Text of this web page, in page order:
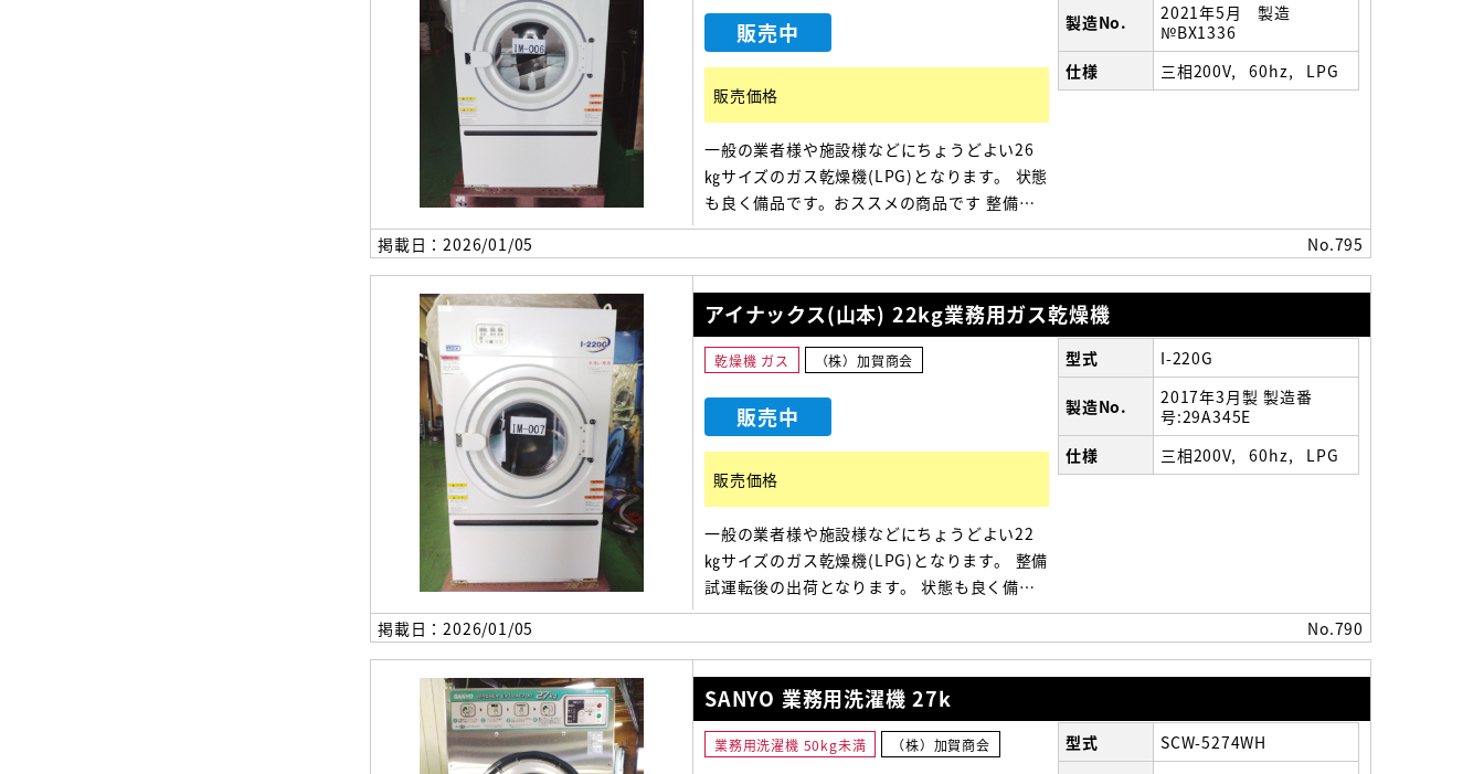
販売中
販売価格
一般の業者様や施設様などにちょうどよい26
㎏サイズのガス乾燥機(LPG)となります。 状態
も良く備品です。おススメの商品です 整備試
運転後の出荷となります。 ご興味のある方
は、お早めにご連絡ください。 【機械寸法】
970(幅)×1288(奥)×1889(高）
製造No.
2021年5月 製造
№BX1336
仕様
三相200V 60hz LPG
掲載日：2026/01/05 No.795
アイナックス(山本) 22kg業務用ガス乾燥機
乾燥機 ガス （株）加賀商会
販売中
販売価格
一般の業者様や施設様などにちょうどよい22
㎏サイズのガス乾燥機(LPG)となります。 整備
試運転後の出荷となります。 状態も良く備品
です。おススメの商品です ご興味のある方
は、お早めにご連絡ください。
970(幅)×1275(奥行)×1890(高さ）
型式 I-220G
製造No.
2017年3月製 製造番
号:29A345E
仕様
三相200V 60hz LPG
掲載日：2026/01/05 No.790
SANYO 業務用洗濯機 27k
業務用洗濯機 50kg未満 （株）加賀商会 型式
SCW-5274WH